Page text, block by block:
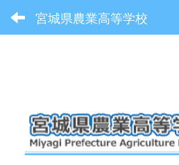
宮城県農業高等学校